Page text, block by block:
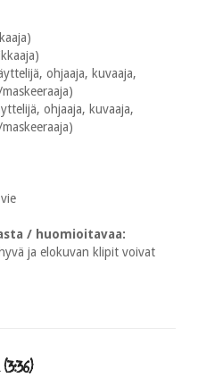
ohjaaja, kuvaaja,
ohjaaja, kuvaaja,
/ huomioitavaa:
ja elokuvan klipit voivat